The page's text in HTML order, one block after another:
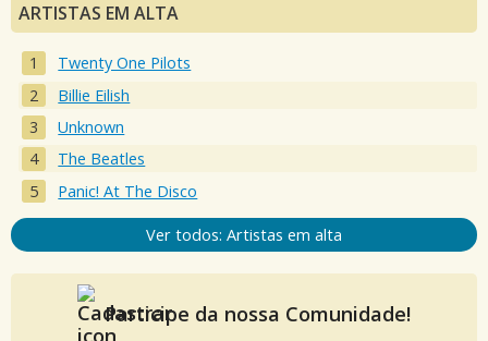
ARTISTAS EM ALTA
Twenty One Pilots
Billie Eilish
Unknown
The Beatles
Panic! At The Disco
Ver todos: Artistas em alta
Participe da nossa Comunidade!